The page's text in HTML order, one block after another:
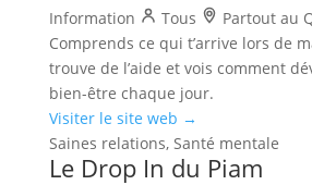
Information Tous
Partout au
Comprends ce qui t’arrive lors de
trouve de l’aide et vois comment
bien-être chaque jour.
Visiter le site web →
Saines relations, Santé mentale
Le Drop In du Piam